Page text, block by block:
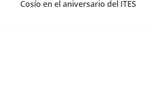
Cosío en el aniversario del ITES